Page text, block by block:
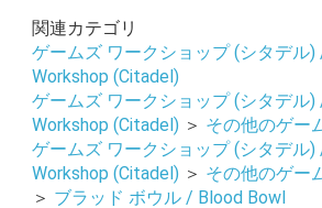
お買い物を続ける
関連カテゴリ
ゲームズ ワークショップ (シタデル)
Workshop (Citadel)
ゲームズ ワークショップ (シタデル)
Workshop (Citadel) ＞ その他のゲー
ゲームズ ワークショップ (シタデル)
Workshop (Citadel) ＞ その他のゲー
＞ ブラッド ボウル / Blood Bowl